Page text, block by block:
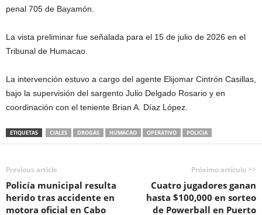
penal 705 de Bayamón.
La vista preliminar fue señalada para el 15 de julio de 2026 en el
Tribunal de Humacao.
La intervención estuvo a cargo del agente Elijomar Cintrón Casillas,
bajo la supervisión del sargento Julio Delgado Rosario y en
coordinación con el teniente Brian A. Díaz López.
ETIQUETAS CIALES DROGAS HUMACAO OPERATIVO POLICIA
Previous article
Policía municipal resulta
herido tras accidente en
motora oficial en Cabo
Próximo artículo >>
Cuatro jugadores ganan
hasta $100,000 en sorteo
de Powerball en Puerto